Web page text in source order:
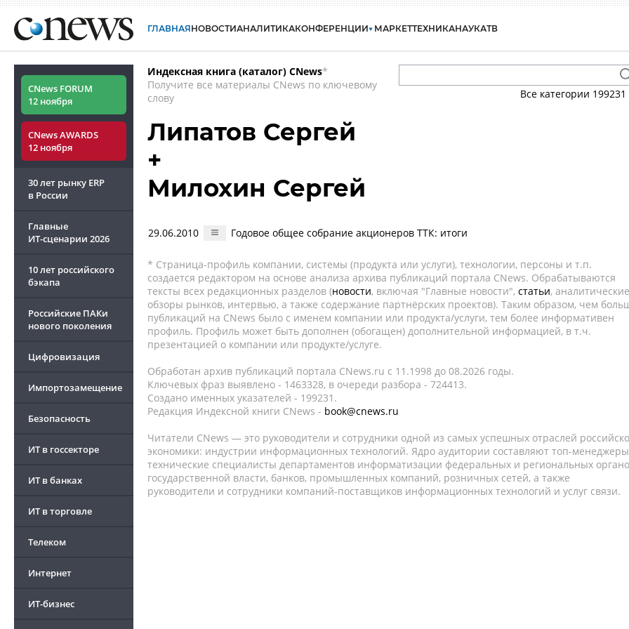
ГЛАВНАЯНОВОСТИАНАЛИТИКАКОНФЕРЕНЦИИ МАРКЕТТЕХНИКАНАУКАТВ
CNews FORUM
12 ноября
CNews AWARDS
12 ноября
30 лет рынку ERP
в России
Главные
ИТ-сценарии 2026
10 лет российского
бэкапа
Российские ПАКи
нового поколения
Цифровизация
Импортозамещение
Безопасность
ИТ в госсекторе
ИТ в банках
ИТ в торговле
Телеком
Интернет
ИТ-бизнес
Индексная книга (каталог) CNews*
Получите все материалы CNews по ключевому
слову
Все категории 199231
Липатов Сергей
+
Милохин Сергей
29.06.2010 Годовое общее собрание акционеров ТТК: итоги
* Страница-профиль компании, системы (продукта или услуги), технологии, персоны и т.п.
создается редактором на основе анализа архива публикаций портала CNews. Обрабатываются
тексты всех редакционных разделов (новости, включая "Главные новости", статьи, аналитические
обзоры рынков, интервью, а также содержание партнёрских проектов). Таким образом, чем
публикаций на CNews было с именем компании или продукта/услуги, тем более информативен
профиль. Профиль может быть дополнен (обогащен) дополнительной информацией, в т.ч.
презентацией о компании или продукте/услуге.
Обработан архив публикаций портала CNews.ru c 11.1998 до 08.2026 годы.
Ключевых фраз выявлено - 1463328, в очереди разбора - 724413.
Создано именных указателей - 199231.
Редакция Индексной книги CNews - book@cnews.ru
Читатели CNews — это руководители и сотрудники одной из самых успешных отраслей
экономики: индустрии информационных технологий. Ядро аудитории составляют топ-
технические специалисты департаментов информатизации федеральных и региональных
государственной власти, банков, промышленных компаний, розничных сетей, а также
руководители и сотрудники компаний-поставщиков информационных технологий и услуг связи.